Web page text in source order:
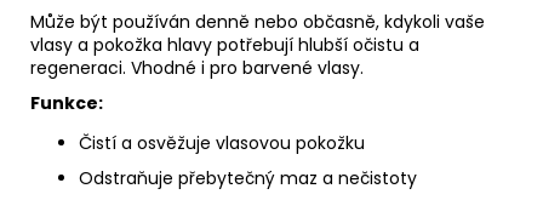
Může být používán denně nebo občasně, kdykoli vaše
vlasy a pokožka hlavy potřebují hlubší očistu a
regeneraci. Vhodné i pro barvené vlasy.
Funkce:
Čistí a osvěžuje vlasovou pokožku
Odstraňuje přebytečný maz a nečistoty